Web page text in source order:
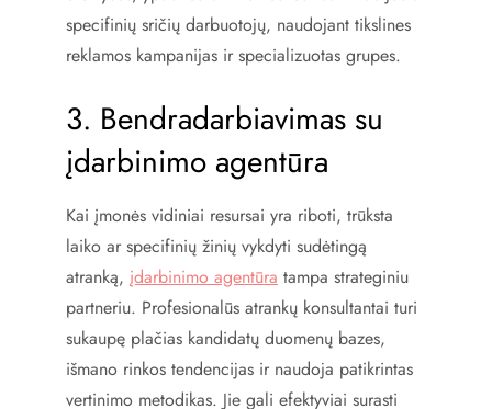
specifinių sričių darbuotojų, naudojant tikslines
reklamos kampanijas ir specializuotas grupes.
3. Bendradarbiavimas su
įdarbinimo agentūra
Kai įmonės vidiniai resursai yra riboti, trūksta
laiko ar specifinių žinių vykdyti sudėtingą
atranką, įdarbinimo agentūra tampa strateginiu
partneriu. Profesionalūs atrankų konsultantai turi
sukaupę plačias kandidatų duomenų bazes,
išmano rinkos tendencijas ir naudoja patikrintas
vertinimo metodikas. Jie gali efektyviai surasti